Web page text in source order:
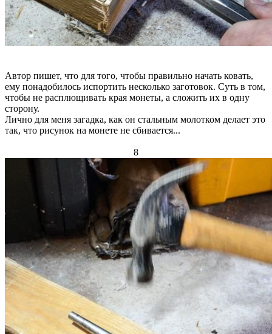
Автор пишет, что для того, чтобы правильно начать ковать,
ему понадобилось испортить несколько заготовок. Суть в том,
чтобы не расплющивать края монеты, а сложить их в одну
сторону.
Лично для меня загадка, как он стальным молотком делает это
так, что рисунок на монете не сбивается...
8